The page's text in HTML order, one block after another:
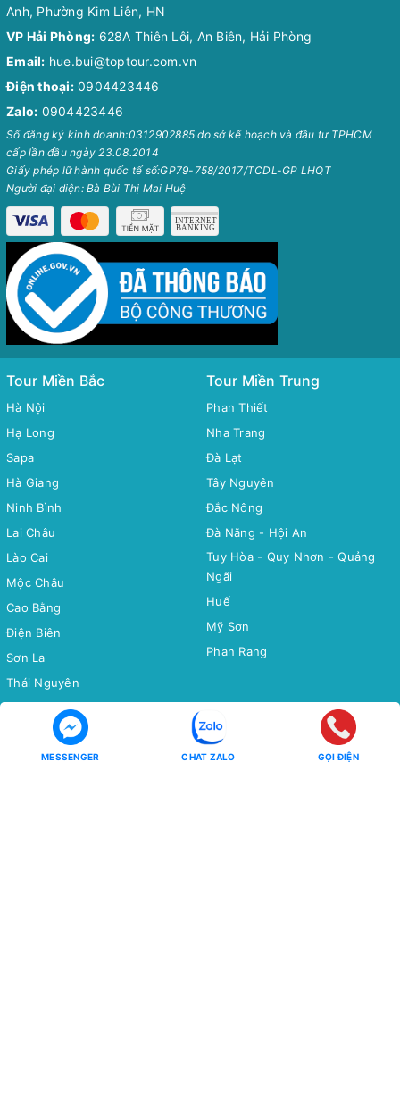
Anh, Phường Kim Liên, HN
VP Hải Phòng: 628A Thiên Lôi, An Biên, Hải Phòng
Email: hue.bui@toptour.com.vn
Điện thoại: 0904423446
Zalo: 0904423446
Số đăng ký kinh doanh:0312902885 do sở kế hoạch và đầu tư TPHCM
cấp lần đầu ngày 23.08.2014
Giấy phép lữ hành quốc tế số:GP79-758/2017/TCDL-GP LHQT
Người đại diện: Bà Bùi Thị Mai Huệ
Tour Miền Bắc
Hà Nội
Hạ Long
Sapa
Hà Giang
Ninh Bình
Lai Châu
Lào Cai
Mộc Châu
Cao Bằng
Điện Biên
Sơn La
Thái Nguyên
Tour Miền Trung
Phan Thiết
Nha Trang
Đà Lạt
Tây Nguyên
Đắc Nông
Đà Năng - Hội An
Tuy Hòa - Quy Nhơn - Quảng
Ngãi
Huế
Mỹ Sơn
Phan Rang
Tour Miền Nam Tour Quốc tế
MESSENGER CHAT ZALO GỌI ĐIỆN